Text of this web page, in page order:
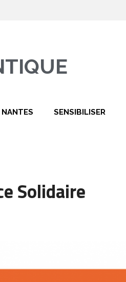
NANTES SENSIBILISER
Solidaire